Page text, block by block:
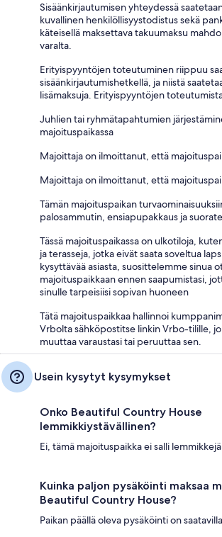
Sisäänkirjautumisen yhteydessä
kuvallinen henkilöllisyystodistus sekä
käteisellä maksettava takuumaksu
varalta.
Erityispyyntöjen toteutuminen riippuu
sisäänkirjautumishetkellä, ja niistä
lisämaksuja. Erityispyyntöjen
Juhlien tai ryhmätapahtumien
majoituspaikassa
Majoittaja on ilmoittanut, että
Majoittaja on ilmoittanut, että
Tämän majoituspaikan
palosammutin, ensiapupakkaus ja
Tässä majoituspaikassa on ulkotiloja,
ja terasseja, jotka eivät saata soveltua
kysyttävää asiasta, suosittelemme sinua
majoituspaikkaan ennen saapumistasi,
sinulle tarpeisiisi sopivan huoneen
Tätä majoituspaikkaa hallinnoi
Vrbolta sähköpostitse linkin Vrbo-tilille,
muuttaa varaustasi tai peruuttaa sen.
Usein kysytyt kysymykset
Onko Beautiful Country House
lemmikkiystävällinen?
Ei, tämä majoituspaikka ei salli
Kuinka paljon pysäköinti maksaa
Beautiful Country House?
Paikan päällä oleva pysäköinti on